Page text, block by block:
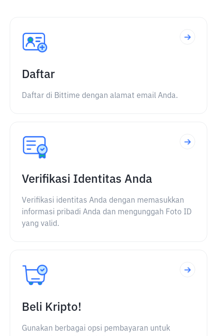
Daftar
Daftar di Bittime dengan alamat email Anda.
Verifikasi Identitas Anda
Verifikasi identitas Anda dengan memasukkan
informasi pribadi Anda dan mengunggah Foto ID
yang valid.
Beli Kripto!
Gunakan berbagai opsi pembayaran untuk